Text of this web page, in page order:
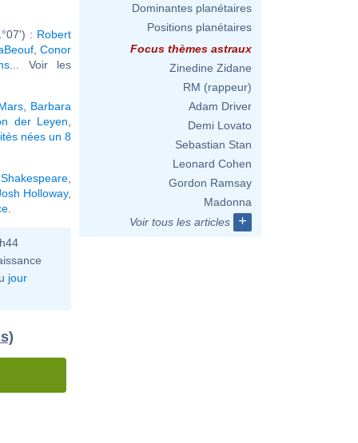
: Robert
Conor
... Voir les
, Barbara
der Leyen
nées un 8
Holloway,
jour
Dominantes planétaires
Positions planétaires
Focus thèmes astraux
Zinedine Zidane
RM (rappeur)
Adam Driver
Demi Lovato
Sebastian Stan
Leonard Cohen
Gordon Ramsay
Madonna
Voir tous les articles
+